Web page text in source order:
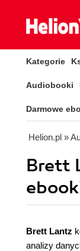
Kategorie
Audiobooki
Darmowe
Helion.pl »
Brett
Brett Lantz
analizy